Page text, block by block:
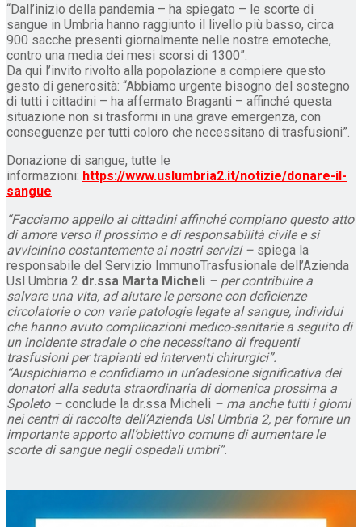
“Dall’inizio della pandemia – ha spiegato – le scorte di
sangue in Umbria hanno raggiunto il livello più basso, circa
900 sacche presenti giornalmente nelle nostre emoteche,
contro una media dei mesi scorsi di 1300”.
Da qui l’invito rivolto alla popolazione a compiere questo
gesto di generosità: “Abbiamo urgente bisogno del sostegno
di tutti i cittadini – ha affermato Braganti – affinché questa
situazione non si trasformi in una grave emergenza, con
conseguenze per tutti coloro che necessitano di trasfusioni”.
Donazione di sangue, tutte le
informazioni: https://www.uslumbria2.it/notizie/donare-il-
sangue
“Facciamo appello ai cittadini affinché compiano questo atto
di amore verso il prossimo e di responsabilità civile e si
avvicinino costantemente ai nostri servizi – spiega la
responsabile del Servizio ImmunoTrasfusionale dell’Azienda
Usl Umbria 2 dr.ssa Marta Micheli – per contribuire a
salvare una vita, ad aiutare le persone con deficienze
circolatorie o con varie patologie legate al sangue, individui
che hanno avuto complicazioni medico-sanitarie a seguito di
un incidente stradale o che necessitano di frequenti
trasfusioni per trapianti ed interventi chirurgici”.
“Auspichiamo e confidiamo in un’adesione significativa dei
donatori alla seduta straordinaria di domenica prossima a
Spoleto – conclude la dr.ssa Micheli – ma anche tutti i giorni
nei centri di raccolta dell’Azienda Usl Umbria 2, per fornire un
importante apporto all’obiettivo comune di aumentare le
scorte di sangue negli ospedali umbri”.